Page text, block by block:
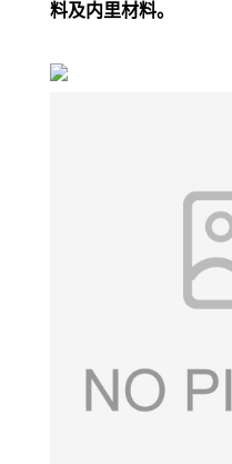
料及内里材料。